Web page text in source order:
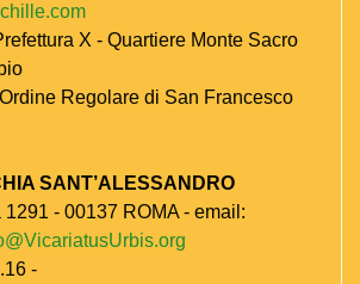
X - Quartiere Monte Sacro
Regolare di San Francesco
SANT’ALESSANDRO
- 00137 ROMA - email:
-